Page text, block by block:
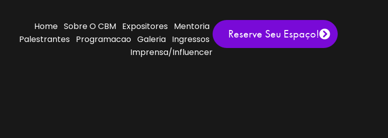
Home Sobre O CBM Expositores
Mentoria
Palestrantes
Programacao Galeria Ingressos
Imprensa/Influencer
Reserve Seu Espaço!